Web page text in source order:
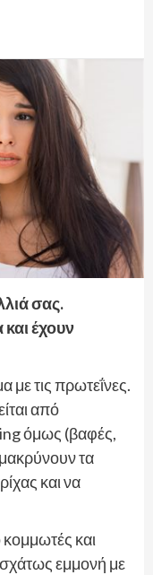
σας.
έχουν
με τις πρωτεΐνες.
από
όμως (βαφές,
τα
και να
κομμωτές και
εμμονή με